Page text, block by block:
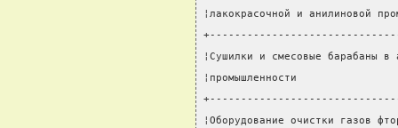
¦лакокрасочной и
¦Сушилки и смесовые
¦промышленности
¦Оборудование очистки